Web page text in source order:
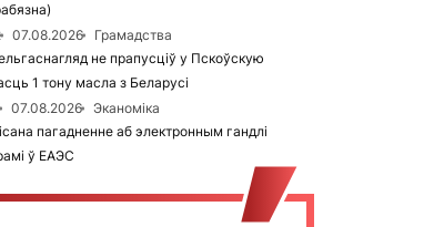
07.08.2026
Грамадства
не прапусціў у Пскоўскую
1 тону масла з Беларусі
07.08.2026
Эканоміка
пагадненне аб электронным гандлі
ў ЕАЭС